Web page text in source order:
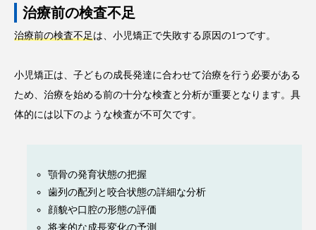
治療前の検査不足
治療前の検査不足 は、小児矯正で失敗する原因の1つです。
小児矯正は、子どもの成長発達に合わせて治療を行う必要がある
ため、治療を始める前の十分な検査と分析が重要となります。具
体的には以下のような検査が不可欠です。
顎骨の発育状態の把握
歯列の配列と咬合状態の詳細な分析
顔貌や口腔の形態の評価
将来的な成長変化の予測